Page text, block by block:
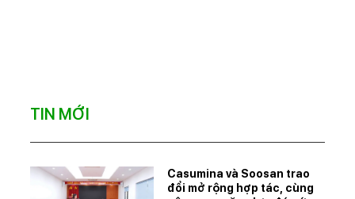
TIN MỚI
Casumina và Soosan trao
đổi mở rộng hợp tác, cùng